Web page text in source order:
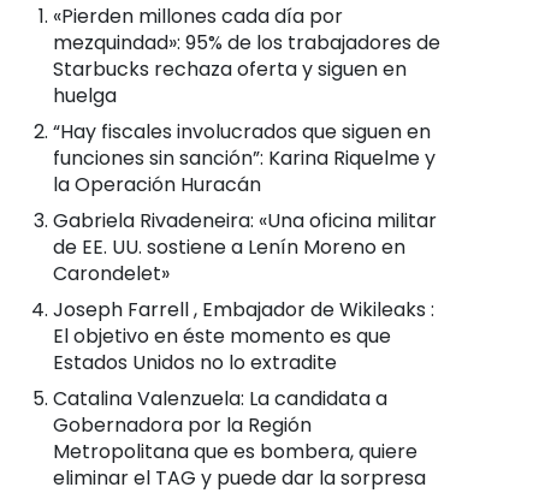
«Pierden millones cada día por
mezquindad»: 95% de los trabajadores de
Starbucks rechaza oferta y siguen en
huelga
“Hay fiscales involucrados que siguen en
funciones sin sanción”: Karina Riquelme y
la Operación Huracán
Gabriela Rivadeneira: «Una oficina militar
de EE. UU. sostiene a Lenín Moreno en
Carondelet»
Joseph Farrell , Embajador de Wikileaks :
El objetivo en éste momento es que
Estados Unidos no lo extradite
Catalina Valenzuela: La candidata a
Gobernadora por la Región
Metropolitana que es bombera, quiere
eliminar el TAG y puede dar la sorpresa